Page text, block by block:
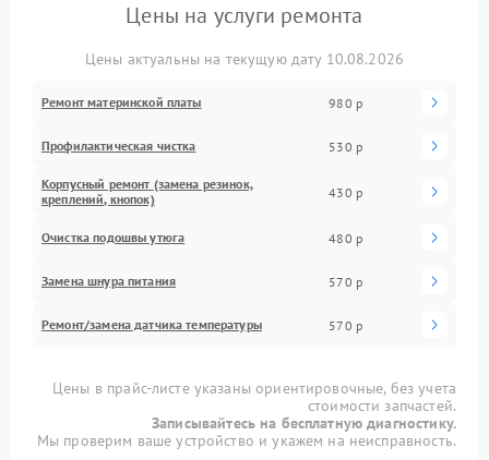
Цены на услуги ремонта
Цены актуальны на текущую дату 10.08.2026
Ремонт материнской платы 980 р
Профилактическая чистка 530 р
Корпусный ремонт (замена резинок,
креплений, кнопок)
430 р
Очистка подошвы утюга 480 р
Замена шнура питания 570 р
Ремонт/замена датчика температуры 570 р
Цены в прайс-листе указаны ориентировочные, без учета
стоимости запчастей.
Записывайтесь на бесплатную диагностику.
Мы проверим ваше устройство и укажем на неисправность.